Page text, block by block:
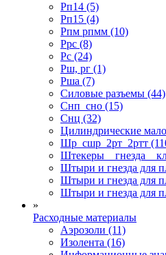
Рп14 (5)
Рп15 (4)
Рпм рпмм (10)
Ррс (8)
Рс (24)
Рш, рг (1)
Рша (7)
Силовые разъемы (44)
Снп_сно (15)
Снц (32)
Цилиндрические
Шр_сшр_2рт_2ртт
Штекеры _ гнезда _
Штыри и гнезда для
Штыри и гнезда для
Штыри и гнезда для
»
Расходные материалы
Аэрозоли (11)
Изолента (16)